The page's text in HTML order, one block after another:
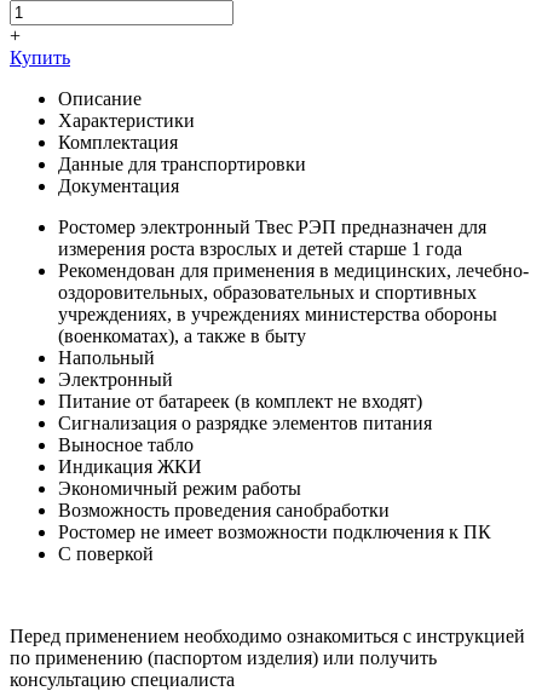
+
Купить
Описание
Характеристики
Комплектация
Данные для транспортировки
Документация
Ростомер электронный Твес РЭП предназначен для
измерения роста взрослых и детей старше 1 года
Рекомендован для применения в медицинских, лечебно-
оздоровительных, образовательных и спортивных
учреждениях, в учреждениях министерства обороны
(военкоматах), а также в быту
Напольный
Электронный
Питание от батареек (в комплект не входят)
Сигнализация о разрядке элементов питания
Выносное табло
Индикация ЖКИ
Экономичный режим работы
Возможность проведения санобработки
Ростомер не имеет возможности подключения к ПК
С поверкой
Перед применением необходимо ознакомиться с инструкцией
по применению (паспортом изделия) или получить
консультацию специалиста